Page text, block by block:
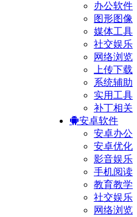
办公软件
图形图像
媒体工具
社交娱乐
网络浏览
上传下载
系统辅助
实用工具
补丁相关
安卓软件
安卓办公
安卓优化
影音娱乐
手机阅读
教育教学
社交娱乐
网络浏览